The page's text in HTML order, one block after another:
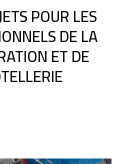
POUR LES
DE LA
ET DE